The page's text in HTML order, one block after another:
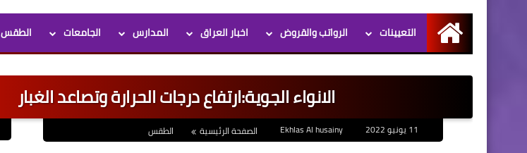
الرئيسية
التعيينات الرواتب والقروض اخبار العراق المدارس الجامعات الطقس
الانواء الجوية:ارتفاع درجات الحرارة وتصاعد الغبار
Ekhlas Al husainy الصفحة الرئيسية الطقس